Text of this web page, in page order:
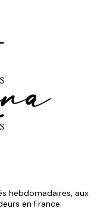
hebdomadaires, aux
en France.